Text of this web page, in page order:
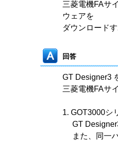
三菱電機FAサ
ウェアを
ダウンロード
回答
GT Designer3
三菱電機FAサ
1. GOT3000シ
GT
また、同一バ